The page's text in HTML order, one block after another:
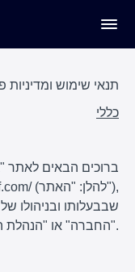
תנאי שימוש ומדיניות
כללי
שבבעלותו ובניהולו
"החברה" או "הנהלת האתר").